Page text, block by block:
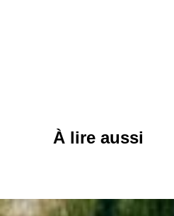
À lire aussi